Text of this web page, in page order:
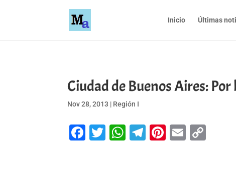
Inicio Últimas
Ciudad de Buenos Aires:
Nov 28, 2013 | Región I
Facebook
Twitter
WhatsApp
Telegram
Pinterest
Email